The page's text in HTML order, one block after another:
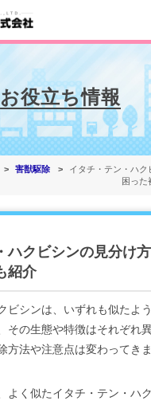
お役立ち情報
害獣駆除
イタチ・テン・ハク
困った
ハクビシンの見分け
紹介
ビシンは、いずれも似たよ
その生態や特徴はそれぞれ
方法や注意点は変わってきま
よく似たイタチ・テン・ハ